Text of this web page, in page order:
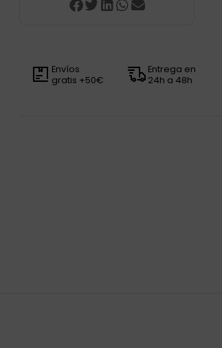
Envíos
gratis +50€
Entrega en
24h a 48h